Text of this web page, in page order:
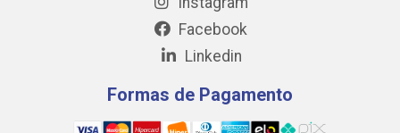
Facebook
Linkedin
Formas de Pagamento